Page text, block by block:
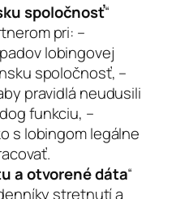
spoločnosť“
pri: –
lobingovej
spoločnosť, –
pravidlá neudusili
funkciu, –
s lobingom legálne
a otvorené dáta“
stretnutí a